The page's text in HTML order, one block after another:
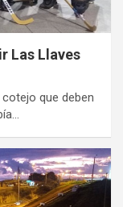
Las Llaves
que deben